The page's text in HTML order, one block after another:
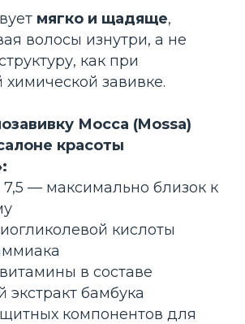
мягко и щадяще,
волосы изнутри, а не
как при
химической завивке.
Мосса (Mossa)
красоты
7,5 — максимально близок к
кислоты
в составе
экстракт бамбука
компонентов для